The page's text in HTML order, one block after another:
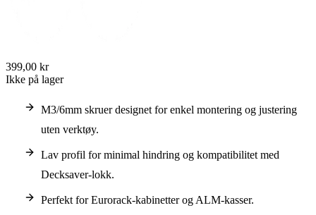
399,00 kr
Ikke på lager
M3/6mm skruer designet for enkel montering og justering
uten verktøy.
Lav profil for minimal hindring og kompatibilitet med
Decksaver-lokk.
Perfekt for Eurorack-kabinetter og ALM-kasser.